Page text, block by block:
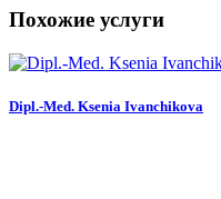
Похожие услуги
Dipl.-Med. Ksenia Ivanchikova